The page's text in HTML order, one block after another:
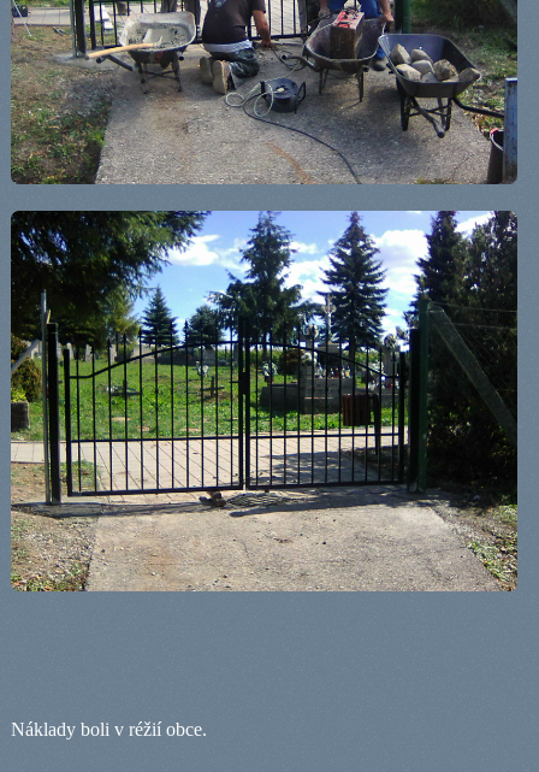
Náklady boli v réžií obce.